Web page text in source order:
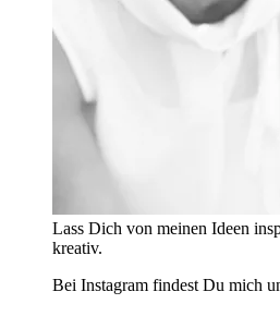
Lass Dich von meinen Ideen
kreativ.
Bei Instagram findest Du mich